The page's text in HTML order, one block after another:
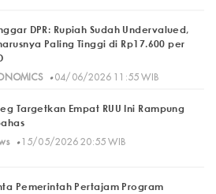
DPR: Rupiah Sudah Undervalued,
Paling Tinggi di Rp17.600 per
· 04/06/2026 11:55 WIB
Targetkan Empat RUU Ini Rampung
· 15/05/2026 20:55 WIB
Pemerintah Pertajam Program